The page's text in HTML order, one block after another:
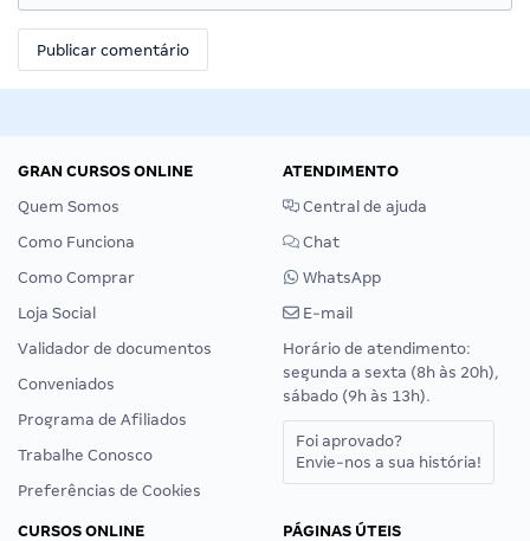
GRAN CURSOS ONLINE
Quem Somos
Como Funciona
Como Comprar
Loja Social
Validador de documentos
Conveniados
Programa de Afiliados
Trabalhe Conosco
Preferências de Cookies
ATENDIMENTO
Central de ajuda
Chat
WhatsApp
E-mail
Horário de atendimento:
segunda a sexta (8h às 20h),
sábado (9h às 13h).
Foi aprovado?
Envie-nos a sua história!
CURSOS ONLINE
PÁGINAS ÚTEIS